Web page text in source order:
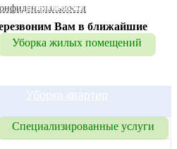
альпинизм
Уборка жилых помещений
Уборка квартир
Специализированные услуги
Вам в ближайшие